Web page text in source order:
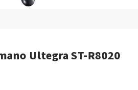
Ultegra ST-R8020